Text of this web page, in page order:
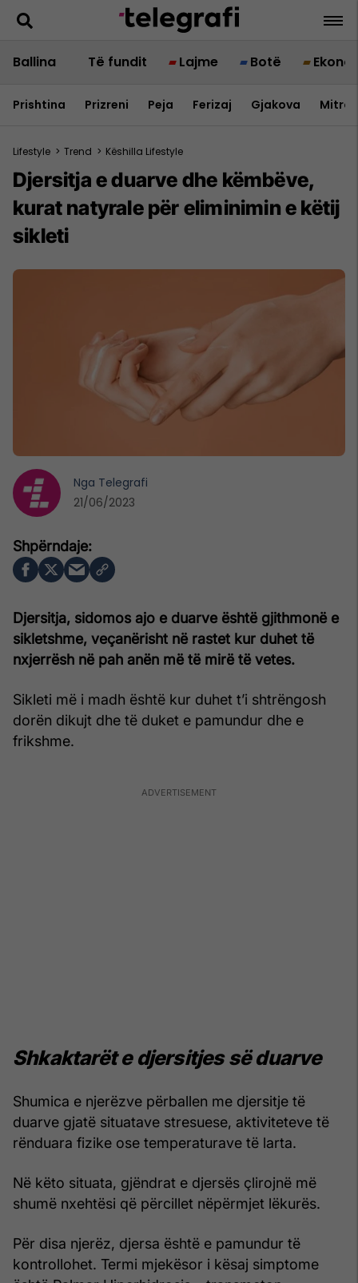
Ballina Të fundit Lajme Botë
Prishtina Prizreni Peja Ferizaj Gjakova
Lifestyle > Trend > Këshilla Lifestyle
Djersitja e duarve dhe këmbëve,
kurat natyrale për eliminimin e këtij
sikleti
Djersitja, sidomos ajo e duarve është gjithmonë e
sikletshme, veçanërisht në rastet kur duhet të
nxjerrësh në pah anën më të mirë të vetes.
Sikleti më i madh është kur duhet t’i shtrëngosh
dorën dikujt dhe të duket e pamundur dhe e
frikshme.
Shkaktarët e djersitjes së duarve
Shumica e njerëzve përballen me djersitje të
duarve gjatë situatave stresuese, aktiviteteve të
rënduara fizike ose temperaturave të larta.
Në këto situata, gjëndrat e djersës çlirojnë më
shumë nxehtësi që përcillet nëpërmjet lëkurës.
Për disa njerëz, djersa është e pamundur të
kontrollohet. Termi mjekësor i kësaj simptome
Nga Telegrafi
21/06/2023